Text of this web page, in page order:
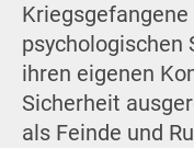
psychologischen
ihren eigenen
Sicherheit
als Feinde und